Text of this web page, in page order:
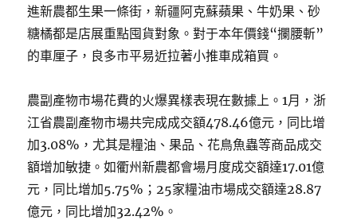
進新農都生果一條街，新疆阿克蘇蘋果、牛奶果、砂
糖橘都是店展重點囤貨對象。對于本年價錢“攔腰斬”
的車厘子，良多市平易近拉著小推車成箱買。
農副產物市場花費的火爆異樣表現在數據上。1月，浙
江省農副產物市場共完成成交額478.46億元，同比增
加3.08%，尤其是糧油、果品、花鳥魚蟲等商品成交
額增加敏捷。如衢州新農都會場月度成交額達17.01億
元，同比增加5.75%；25家糧油市場成交額達28.87
億元，同比增加32.42%。